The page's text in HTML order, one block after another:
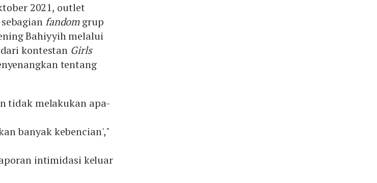
2021, outlet
fandomgrup
Bahiyyih melalui
kontestan Girls
tentang
tidak melakukan apa-
banyak kebencian',"
intimidasi keluar